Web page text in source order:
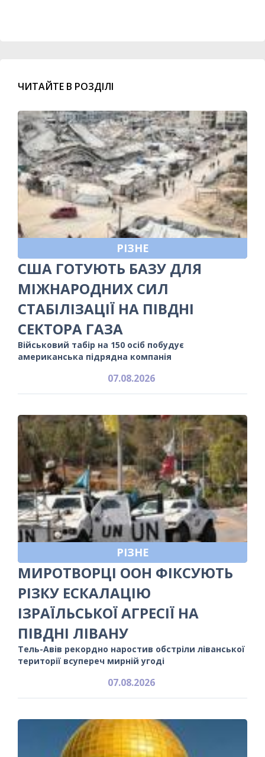
ЧИТАЙТЕ В РОЗДІЛІ
РІЗНЕ
США ГОТУЮТЬ БАЗУ ДЛЯ
МІЖНАРОДНИХ СИЛ
СТАБІЛІЗАЦІЇ НА ПІВДНІ
СЕКТОРА ГАЗА
Військовий табір на 150 осіб побудує
американська підрядна компанія
07.08.2026
РІЗНЕ
МИРОТВОРЦІ ООН ФІКСУЮТЬ
РІЗКУ ЕСКАЛАЦІЮ
ІЗРАЇЛЬСЬКОЇ АГРЕСІЇ НА
ПІВДНІ ЛІВАНУ
Тель-Авів рекордно наростив обстріли ліванської
території всупереч мирній угоді
07.08.2026